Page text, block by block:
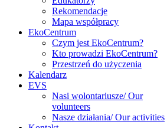
Rekomendacje
Mapa współpracy
EkoCentrum
Czym jest EkoCentrum?
Kto prowadzi EkoCentrum?
Przestrzeń do użyczenia
Kalendarz
EVS
Nasi wolontariusze/ Our
volunteers
Nasze działania/ Our activities